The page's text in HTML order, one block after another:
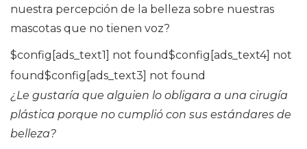
nuestra percepción de la belleza sobre nuestras
mascotas que no tienen voz?
$config[ads_text1] not found$config[ads_text4] not
found$config[ads_text3] not found
¿Le gustaría que alguien lo obligara a una cirugía
plástica porque no cumplió con sus estándares de
belleza?